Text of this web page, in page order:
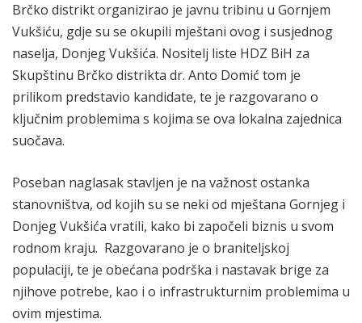
Brčko distrikt organizirao je javnu tribinu u Gornjem
Vukšiću, gdje su se okupili mještani ovog i susjednog
naselja, Donjeg Vukšića. Nositelj liste HDZ BiH za
Skupštinu Brčko distrikta dr. Anto Domić tom je
prilikom predstavio kandidate, te je razgovarano o
ključnim problemima s kojima se ova lokalna zajednica
suočava.
Poseban naglasak stavljen je na važnost ostanka
stanovništva, od kojih su se neki od mještana Gornjeg i
Donjeg Vukšića vratili, kako bi započeli biznis u svom
rodnom kraju. Razgovarano je o braniteljskoj
populaciji, te je obećana podrška i nastavak brige za
njihove potrebe, kao i o infrastrukturnim problemima u
ovim mjestima.